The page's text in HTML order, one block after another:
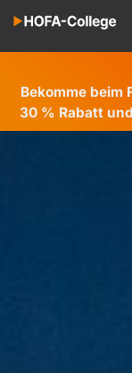
Bekomme beim
30 % Rabatt